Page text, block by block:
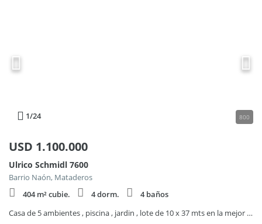
1/24 800
USD 1.100.000
Ulrico Schmidl 7600
Barrio Naón, Mataderos
404 m² cubie.
4 dorm.
4 baños
Casa de 5 ambientes , piscina , jardin , lote de 10 x 37 mts en la mejor cuadra de Naon